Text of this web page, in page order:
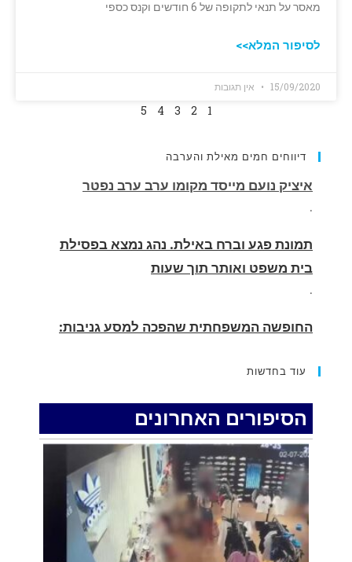
מאסר על תנאי לתקופה של 6 חודשים וקנס כספי
לסיפור המלא>>
15/09/2020 אין תגובות
1
2
3
4
5
דיווחים חמים מאילת והערבה
תמונת פגע וברח באילת. נהג נמצא בפסילת
.
החופשה המשפחתית שהפכה למסע גניבות:
ילדיהם יצאו למסע גניבות באילת.
סיני
.
רעידת אדמה הורגשה באילת
איציק נועם מייסד מקומו ערב ערב נפטר
עוד בחדשות
הסיפורים האחרונים